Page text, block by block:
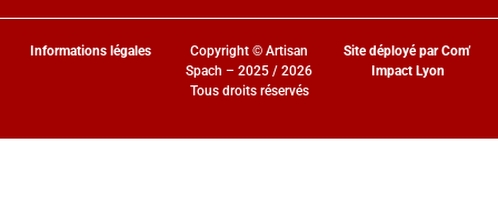
Informations légales
Copyright © Artisan
Spach – 2025 / 2026
Tous droits réservés
Site déployé par Com’
Impact Lyon